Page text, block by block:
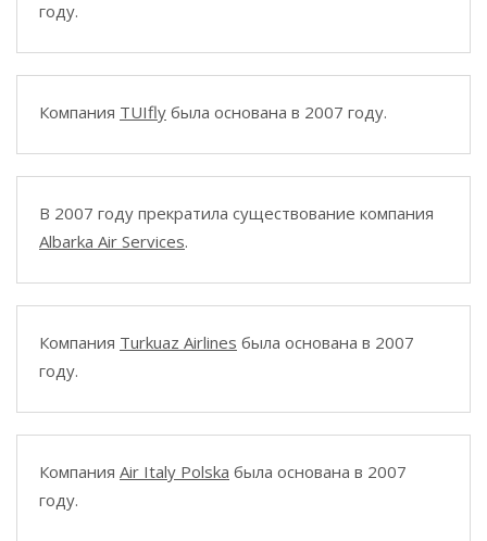
году.
Компания TUIfly была основана в 2007 году.
В 2007 году прекратила существование компания
Albarka Air Services.
Компания Turkuaz Airlines была основана в 2007
году.
Компания Air Italy Polska была основана в 2007
году.